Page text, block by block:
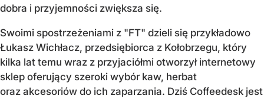
dobra i przyjemności zwiększa się.
Swoimi spostrzeżeniami z "FT" dzieli się przykładowo
Łukasz Wichłacz, przedsiębiorca z Kołobrzegu, który
kilka lat temu wraz z przyjaciółmi otworzył internetowy
sklep oferujący szeroki wybór kaw, herbat
oraz akcesoriów do ich zaparzania. Dziś Coffeedesk jest